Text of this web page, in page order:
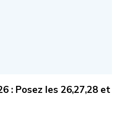
: Posez les 26,27,28 et